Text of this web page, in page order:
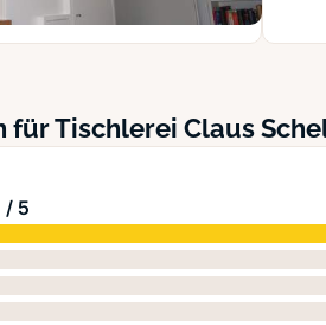
für Tischlerei Claus
/ 5